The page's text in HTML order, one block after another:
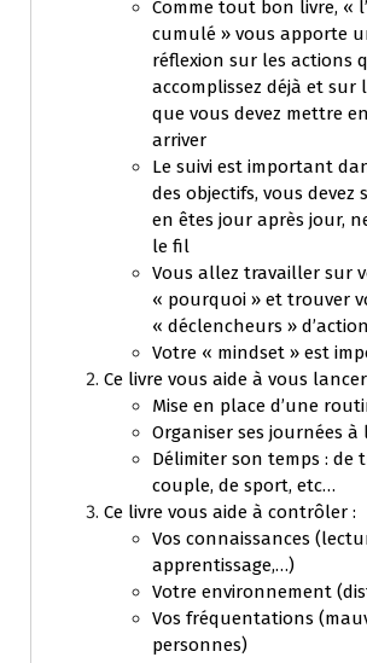
Comme tout bon livre, «
cumulé » vous apporte
réflexion sur les actions
accomplissez déjà et sur
que vous devez mettre
arriver
Le suivi est important
des objectifs, vous devez
en êtes jour après jour,
le fil
Vous allez travailler sur
« pourquoi » et trouver
« déclencheurs »
Votre « mindset » est
Ce livre vous aide à vous
Mise en place d’une
Organiser ses journées à
Délimiter son temps : de
couple, de sport, etc…
Ce livre vous aide à contrôler :
Vos connaissances
apprentissage,…)
Votre environnement
Vos fréquentations
personnes)